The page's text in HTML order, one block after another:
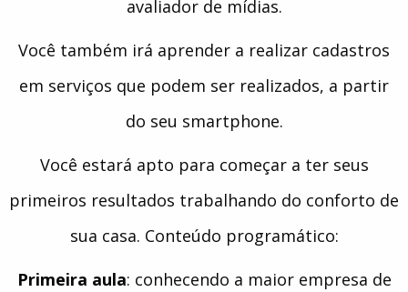
avaliador de mídias.
Você também irá aprender a realizar cadastros
em serviços que podem ser realizados, a partir
do seu smartphone.
Você estará apto para começar a ter seus
primeiros resultados trabalhando do conforto de
sua casa. Conteúdo programático:
Primeira aula: conhecendo a maior empresa de